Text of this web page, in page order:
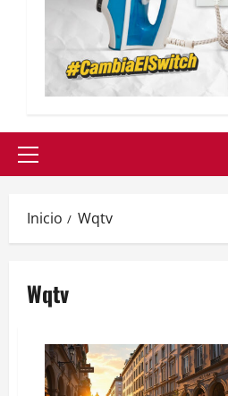
Inicio Wqtv
Wqtv